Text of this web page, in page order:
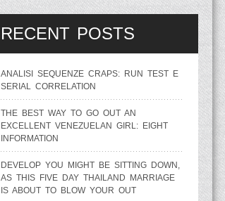
RECENT POSTS
ANALISI SEQUENZE CRAPS: RUN TEST E
SERIAL CORRELATION
THE BEST WAY TO GO OUT AN
EXCELLENT VENEZUELAN GIRL: EIGHT
INFORMATION
DEVELOP YOU MIGHT BE SITTING DOWN,
AS THIS FIVE DAY THAILAND MARRIAGE
IS ABOUT TO BLOW YOUR OUT